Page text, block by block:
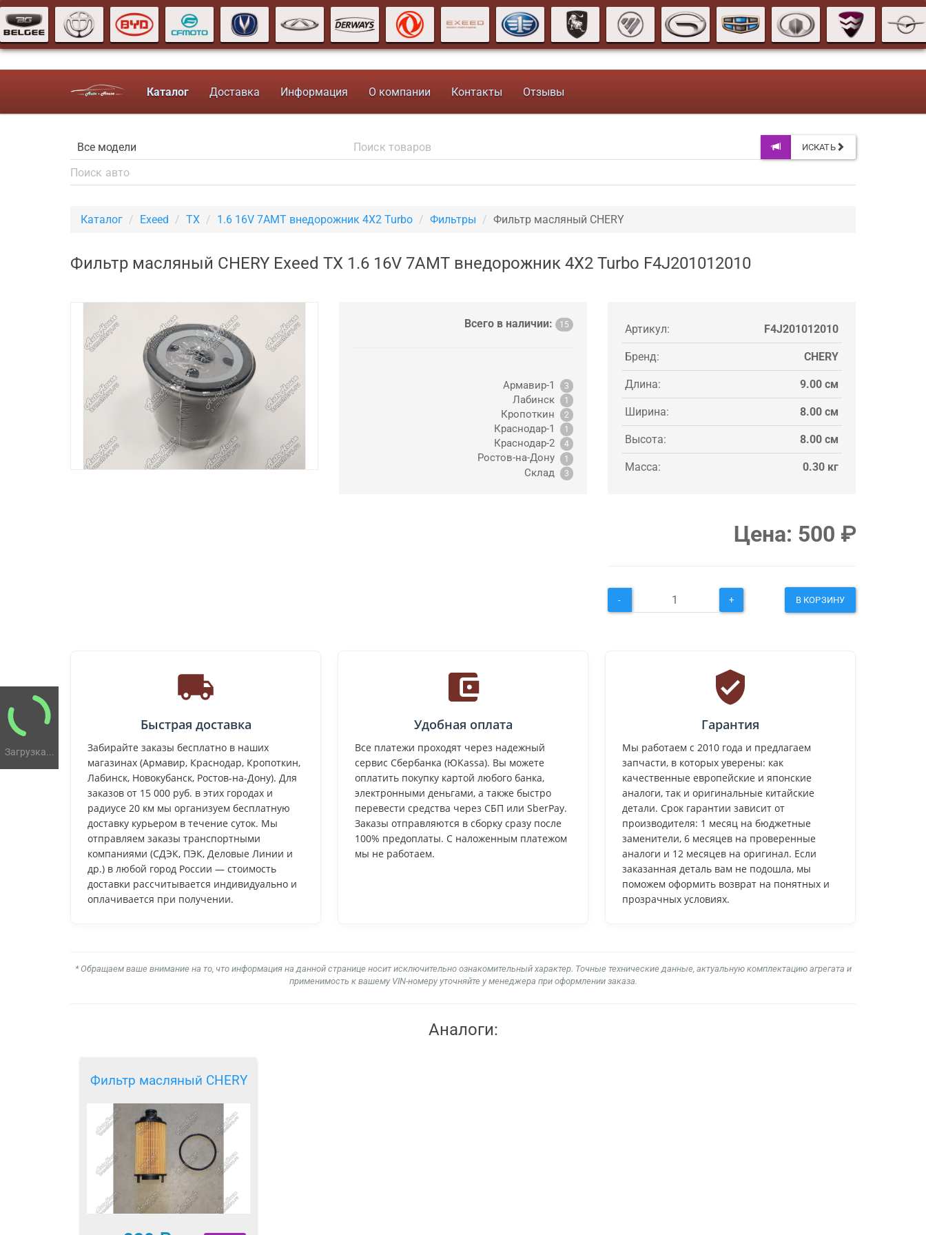
Загрузка...
Каталог Доставка Информация О компании Контакты Отзывы
ИСКАТЬ
Каталог Exeed TX 1.6 16V 7AMT внедорожник 4X2 Turbo Фильтры Фильтр масляный CHERY
Фильтр масляный CHERY Exeed TX 1.6 16V 7AMT внедорожник 4X2 Turbo F4J201012010
Всего в наличии: 15
Армавир-1 3
Лабинск 1
Кропоткин 2
Краснодар-1 1
Краснодар-2 4
Ростов-на-Дону 1
Склад 3
Артикул: F4J201012010
Бренд: CHERY
Длина: 9.00 см
Ширина: 8.00 см
Высота: 8.00 см
Масса: 0.30 кг
Цена: 500 ₽
- + В КОРЗИНУ
Быстрая доставка
Забирайте заказы бесплатно в наших
магазинах (Армавир, Краснодар, Кропоткин,
Лабинск, Новокубанск, Ростов-на-Дону). Для
заказов от 15 000 руб. в этих городах и
радиусе 20 км мы организуем бесплатную
доставку курьером в течение суток. Мы
отправляем заказы транспортными
компаниями (СДЭК, ПЭК, Деловые Линии и
др.) в любой город России — стоимость
доставки рассчитывается индивидуально и
оплачивается при получении.
Удобная оплата
Все платежи проходят через надежный
сервис Сбербанка (ЮKassa). Вы можете
оплатить покупку картой любого банка,
электронными деньгами, а также быстро
перевести средства через СБП или SberPay.
Заказы отправляются в сборку сразу после
100% предоплаты. С наложенным платежом
мы не работаем.
Гарантия
Мы работаем с 2010 года и предлагаем
запчасти, в которых уверены: как
качественные европейские и японские
аналоги, так и оригинальные китайские
детали. Срок гарантии зависит от
производителя: 1 месяц на бюджетные
заменители, 6 месяцев на проверенные
аналоги и 12 месяцев на оригинал. Если
заказанная деталь вам не подошла, мы
поможем оформить возврат на понятных и
прозрачных условиях.
* Обращаем ваше внимание на то, что информация на данной странице носит исключительно ознакомительный характер. Точные технические данные, актуальную комплектацию агрегата и
применимость к вашему VIN-номеру уточняйте у менеджера при оформлении заказа.
Аналоги:
Фильтр масляный CHERY